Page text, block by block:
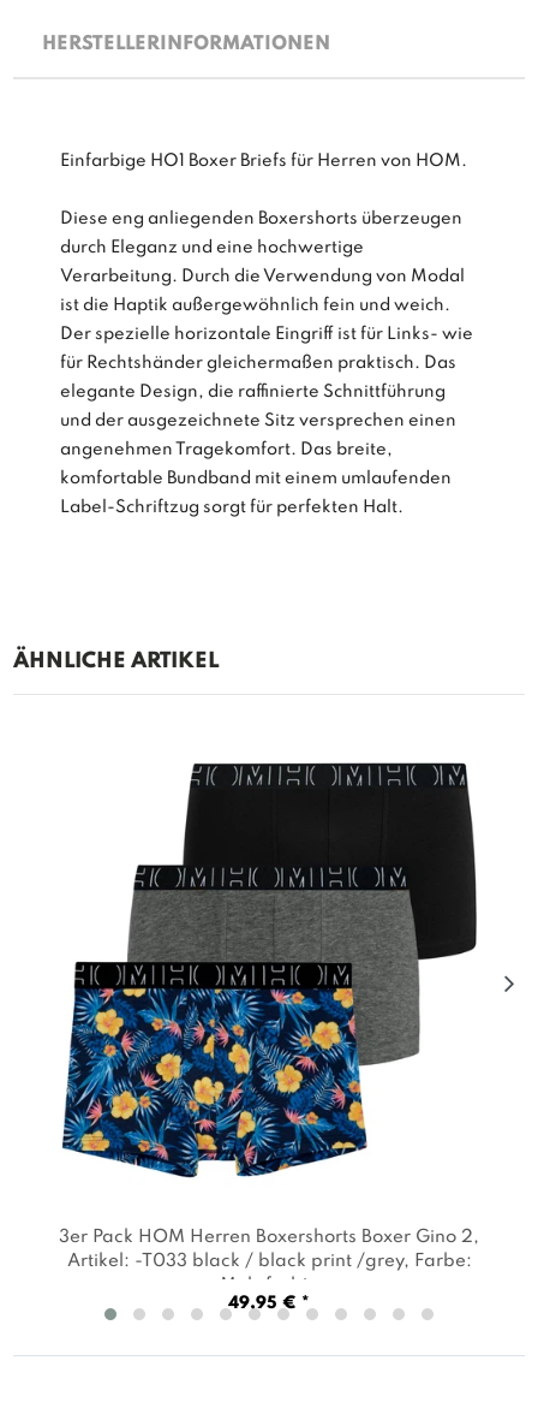
HERSTELLERINFORMATIONEN
Einfarbige HO1 Boxer Briefs für Herren von HOM.
Diese eng anliegenden Boxershorts überzeugen
durch Eleganz und eine hochwertige
Verarbeitung. Durch die Verwendung von Modal
ist die Haptik außergewöhnlich fein und weich.
Der spezielle horizontale Eingriff ist für Links- wie
für Rechtshänder gleichermaßen praktisch. Das
elegante Design, die raffinierte Schnittführung
und der ausgezeichnete Sitz versprechen einen
angenehmen Tragekomfort. Das breite,
komfortable Bundband mit einem umlaufenden
Label-Schriftzug sorgt für perfekten Halt.
ÄHNLICHE ARTIKEL
3er Pack HOM Herren Boxershorts Boxer Gino 2,
Artikel: -T033 black / black print /grey, Farbe:
Mehrfarbig
49,95 € *